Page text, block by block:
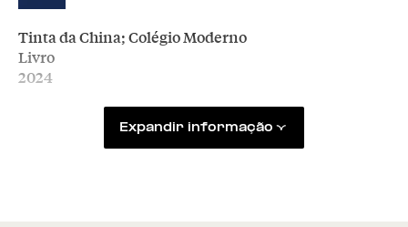
Editora
Tinta da China; Colégio Moderno
Tipologia
Livro
Ano
2024
Expandir informação